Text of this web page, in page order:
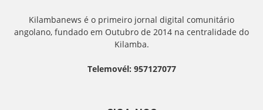
Kilambanews é o primeiro jornal digital comunitário
angolano, fundado em Outubro de 2014 na centralidade do
Kilamba.
Telemovél: 957127077